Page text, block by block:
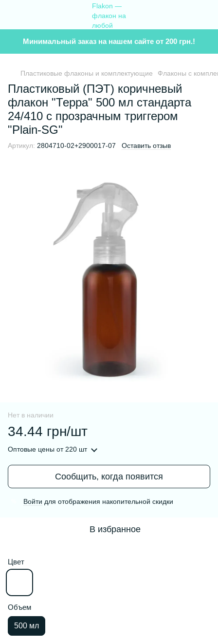
Минимальный заказ на нашем сайте от 200 грн.!
Пластиковые флаконы и комплектующие Флаконы с
Пластиковый (ПЭТ) коричневый
флакон "Терра" 500 мл стандарта
24/410 с прозрачным триггером
"Plain-SG"
Артикул: 2804710-02+2900017-07 Оставить отзыв
Нет в наличии
34.44 грн/шт
Оптовые цены от 220 шт
Сообщить, когда появится
Войти для отображения накопительной скидки
В избранное
Цвет
Объем
500 мл